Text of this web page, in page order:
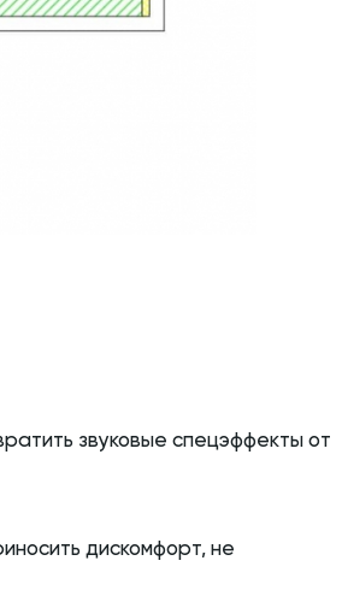
звуковые спецэффекты от
дискомфорт, не